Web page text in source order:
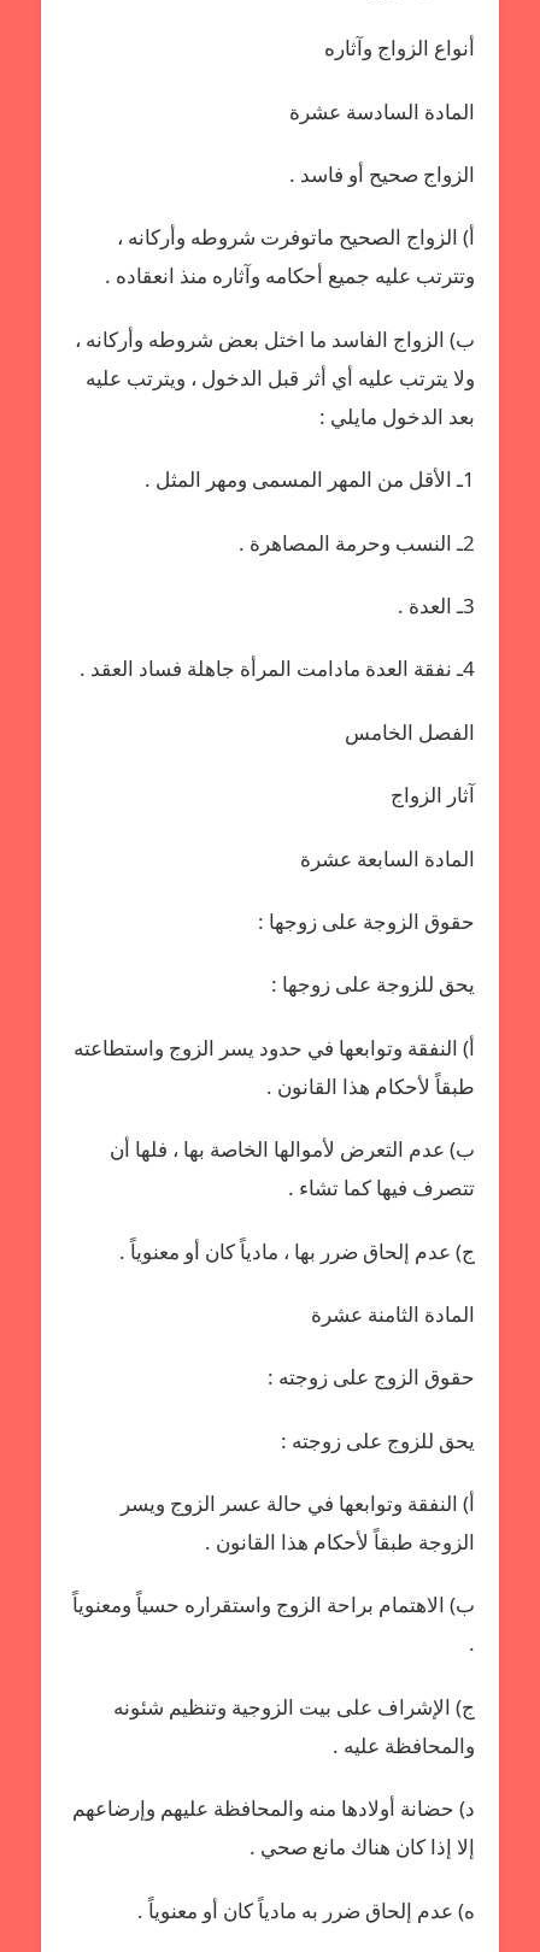
أنواع الزواج وآثاره
المادة السادسة عشرة
الزواج صحيح أو فاسد .
أ‌) الزواج الصحيح ماتوفرت شروطه وأركانه ،
وتترتب عليه جميع أحكامه وآثاره منذ انعقاده .
ب‌) الزواج الفاسد ما اختل بعض شروطه وأركانه ،
ولا يترتب عليه أي أثر قبل الدخول ، ويترتب عليه
بعد الدخول مايلي :
1ـ الأقل من المهر المسمى ومهر المثل .
2ـ النسب وحرمة المصاهرة .
3ـ العدة .
4ـ نفقة العدة مادامت المرأة جاهلة فساد العقد .
الفصل الخامس
آثار الزواج
المادة السابعة عشرة
حقوق الزوجة على زوجها :
يحق للزوجة على زوجها :
أ‌) النفقة وتوابعها في حدود يسر الزوج واستطاعته
طبقاً لأحكام هذا القانون .
ب‌) عدم التعرض لأموالها الخاصة بها ، فلها أن
تتصرف فيها كما تشاء .
ج) عدم إلحاق ضرر بها ، مادياً كان أو معنوياً .
المادة الثامنة عشرة
حقوق الزوج على زوجته :
يحق للزوج على زوجته :
أ‌) النفقة وتوابعها في حالة عسر الزوج ويسر
الزوجة طبقاً لأحكام هذا القانون .
ب‌) الاهتمام براحة الزوج واستقراره حسياً ومعنوياً
.
ج) الإشراف على بيت الزوجية وتنظيم شئونه
والمحافظة عليه .
د) حضانة أولادها منه والمحافظة عليهم وإرضاعهم
إلا إذا كان هناك مانع صحي .
ه) عدم إلحاق ضرر به مادياً كان أو معنوياً .